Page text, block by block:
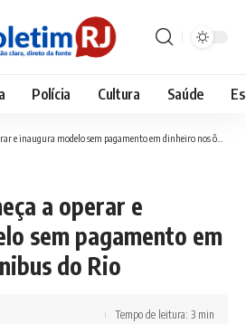
Polícia Cultura Saúde
inaugura modelo sem pagamento em dinheiro nos ônibus do Rio
a operar e
sem pagamento em
do Rio
Tempo de leitura: 3 min